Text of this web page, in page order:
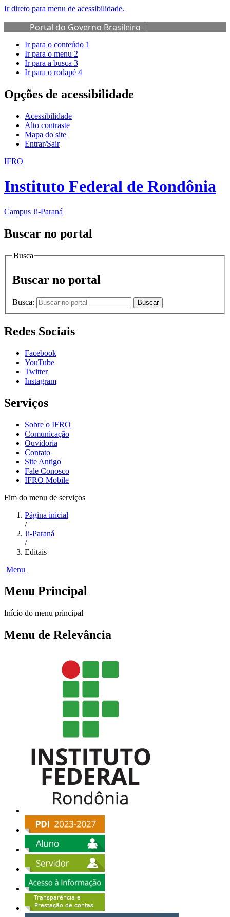
Ir direto para menu de acessibilidade.
Portal do Governo Brasileiro
Ir para o conteúdo 1
Ir para o menu 2
Ir para a busca 3
Ir para o rodapé 4
Opções de acessibilidade
Acessibilidade
Alto contraste
Mapa do site
Entrar/Sair
IFRO
Instituto Federal de Rondônia
Campus Ji-Paraná
Buscar no portal
Busca
Buscar no portal
Busca: Buscar
Redes Sociais
Facebook
YouTube
Twitter
Instagram
Serviços
Sobre o IFRO
Comunicação
Ouvidoria
Contato
Site Antigo
Fale Conosco
IFRO Mobile
Fim do menu de serviços
Página inicial
/
Ji-Paraná
/
Editais
Menu
Menu Principal
Início do menu principal
Menu de Relevância